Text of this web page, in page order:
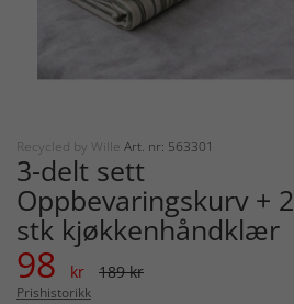
Recycled by Wille Art. nr: 563301
3-delt sett
Oppbevaringskurv + 2
stk kjøkkenhåndklær
98 kr 189 kr
Prishistorikk